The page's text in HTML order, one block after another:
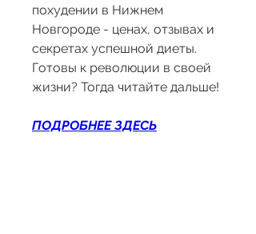
похудении в Нижнем
Новгороде - ценах, отзывах и
секретах успешной диеты.
Готовы к революции в своей
жизни? Тогда читайте дальше!
ПОДРОБНЕЕ ЗДЕСЬ